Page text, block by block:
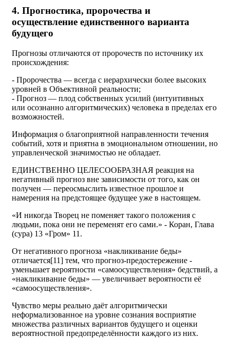
4. Прогностика, пророчества и
осуществление единственного варианта
будущего
Прогнозы отличаются от пророчеств по источнику их
происхождения:
- Пророчества — всегда с иерархически более высоких
уровней в Объективной реальности;
- Прогноз — плод собственных усилий (интуитивных
или осознанно алгоритмических) человека в пределах его
возможностей.
Информация о благоприятной направленности течения
событий, хотя и приятна в эмоциональном отношении, но
управленческой значимостью не обладает.
ЕДИНСТВЕННО ЦЕЛЕСООБРАЗНАЯ реакция на
негативный прогноз вне зависимости от того, как он
получен — переосмыслить известное прошлое и
намерения на предстоящее будущее уже в настоящем.
«И никогда Творец не поменяет такого положения с
людьми, пока они не переменят его сами.» - Коран, Глава
(сура) 13 «Гром» 11.
От негативного прогноза «накликивание беды»
отличается[11] тем, что прогноз-предостережение -
уменьшает вероятности «самоосуществления» бедствий, а
«накликивание беды» — увеличивает вероятности её
«самоосуществления».
Чувство меры реально даёт алгоритмически
неформализованное на уровне сознания восприятие
множества различных вариантов будущего и оценки
вероятностной предопределённости каждого из них.